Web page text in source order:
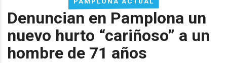
Denuncian en Pamplona un
nuevo hurto “cariñoso” a un
hombre de 71 años